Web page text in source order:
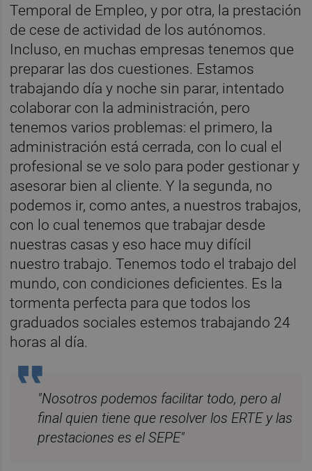
Temporal de Empleo, y por otra, la prestación
de cese de actividad de los autónomos.
Incluso, en muchas empresas tenemos que
preparar las dos cuestiones. Estamos
trabajando día y noche sin parar, intentado
colaborar con la administración, pero
tenemos varios problemas: el primero, la
administración está cerrada, con lo cual el
profesional se ve solo para poder gestionar y
asesorar bien al cliente. Y la segunda, no
podemos ir, como antes, a nuestros trabajos,
con lo cual tenemos que trabajar desde
nuestras casas y eso hace muy difícil
nuestro trabajo. Tenemos todo el trabajo del
mundo, con condiciones deficientes. Es la
tormenta perfecta para que todos los
graduados sociales estemos trabajando 24
horas al día.
"Nosotros podemos facilitar todo, pero al
final quien tiene que resolver los ERTE y las
prestaciones es el SEPE"